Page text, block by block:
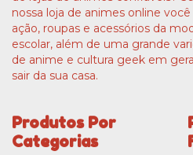
nossa loja de animes online
ação, roupas e acessórios da
escolar, além de uma grande
de anime e cultura geek em
sair da sua casa.
Produtos Por
Categorias